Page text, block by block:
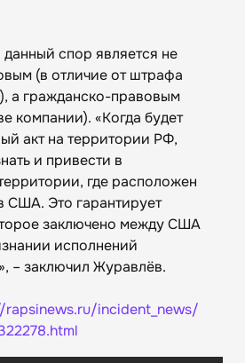
спор является не
(в отличие от штрафа
а гражданско-правовым
компании). «Когда будет
акт на территории РФ,
и привести в
где расположен
США. Это гарантирует
заключено между США
исполнений
– заключил Журавлёв.
incident_news/